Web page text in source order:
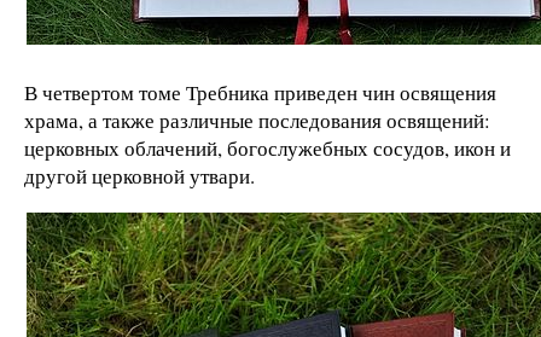
В четвертом томе Требника приведен чин освящения
храма, а также различные последования освящений:
церковных облачений, богослужебных сосудов, икон и
другой церковной утвари.